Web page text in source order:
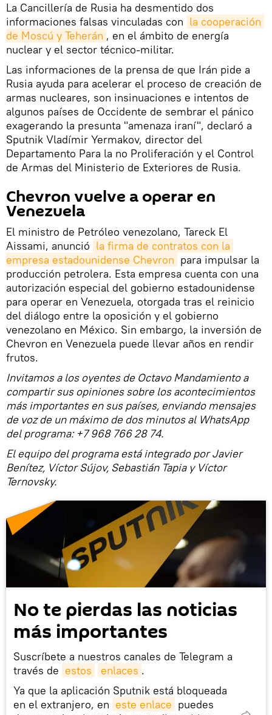
La Cancillería de Rusia ha desmentido dos
informaciones falsas vinculadas con la cooperación
de Moscú y Teherán , en el ámbito de energía
nuclear y el sector técnico-militar.
Las informaciones de la prensa de que Irán pide a
Rusia ayuda para acelerar el proceso de creación de
armas nucleares, son insinuaciones e intentos de
algunos países de Occidente de sembrar el pánico
exagerando la presunta "amenaza iraní", declaró a
Sputnik Vladímir Yermakov, director del
Departamento Para la no Proliferación y el Control
de Armas del Ministerio de Exteriores de Rusia.
Chevron vuelve a operar en
Venezuela
El ministro de Petróleo venezolano, Tareck El
Aissami, anunció la firma de contratos con la
empresa estadounidense Chevron para impulsar la
producción petrolera. Esta empresa cuenta con una
autorización especial del gobierno estadounidense
para operar en Venezuela, otorgada tras el reinicio
del diálogo entre la oposición y el gobierno
venezolano en México. Sin embargo, la inversión de
Chevron en Venezuela puede llevar años en rendir
frutos.
Invitamos a los oyentes de Octavo Mandamiento a
compartir sus opiniones sobre los acontecimientos
más importantes en sus países, enviando mensajes
de voz de un máximo de dos minutos al WhatsApp
del programa: +7 968 766 28 74.
El equipo del programa está integrado por Javier
Benítez, Víctor Sújov, Sebastián Tapia y Víctor
Ternovsky.
No te pierdas las noticias
más importantes
Suscríbete a nuestros canales de Telegram a
través de estos enlaces .
Ya que la aplicación Sputnik está bloqueada
en el extranjero, en este enlace puedes